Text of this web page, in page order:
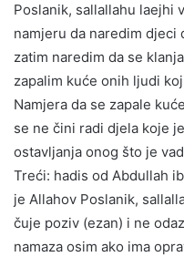
Poslanik, sallallahu laejhi
namjeru da naredim djeci
zatim naredim da se
zapalim kuće onih ljudi
Namjera da se zapale
se ne čini radi djela koje
ostavljanja onog što je
Treći: hadis od Abdullah
je Allahov Poslanik,
čuje poziv (ezan) i ne
namaza osim ako ima